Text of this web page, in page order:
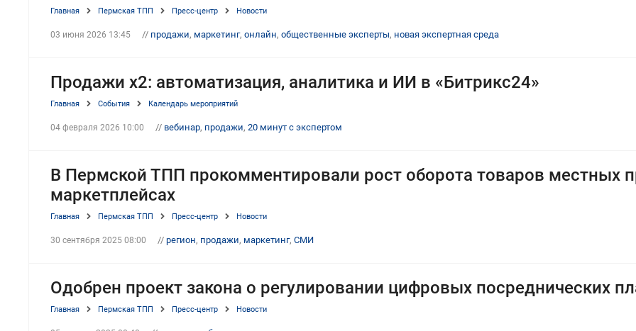
Главная Пермская ТПП Пресс-центр Новости
03 июня 2026 13:45 // продажи, маркетинг, онлайн, общественные эксперты, новая экспертная среда
Продажи x2: автоматизация, аналитика и ИИ в «Битрикс24»
Главная События Календарь мероприятий
04 февраля 2026 10:00 // вебинар, продажи, 20 минут с экспертом
В Пермской ТПП прокомментировали рост оборота товаров местных
маркетплейсах
Главная Пермская ТПП Пресс-центр Новости
30 сентября 2025 08:00 // регион, продажи, маркетинг, СМИ
Одобрен проект закона о регулировании цифровых посреднических
Главная Пермская ТПП Пресс-центр Новости